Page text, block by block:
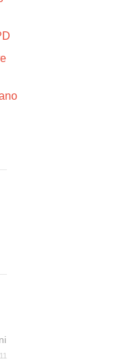
11